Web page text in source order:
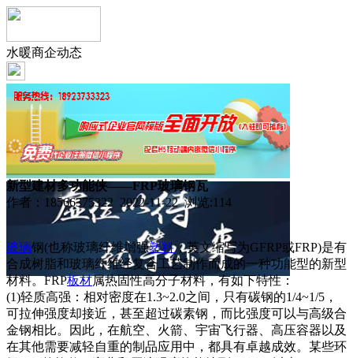
水暖商企动态
新型建材多功能侠——FRP玻璃钢瓦
作者：18566375322 2022-11-22 浏览:114
玻璃钢(也称玻璃纤维增强塑料，英文缩写为GFRP或FRP)是有
合成树脂和玻璃纤维经复合工艺制作而成的一种功能型的新型
材料。FRP板材属热固性高分子材料，有如下特性：
(1)轻质高强：相对密度在1.3~2.0之间，只有碳钢的1/4~1/5，
可拉伸强度却接近，甚至超过碳素钢，而比强度可以与高级合
金钢相比。因此，在航空、火箭、宇宙飞行器、高压容器以及
在其他需要减轻自重的制品应用中，都具有卓越成效。某些环